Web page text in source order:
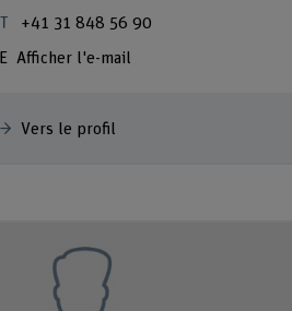
+41 31 848 56 90
Afficher l'e-mail
Vers le profil